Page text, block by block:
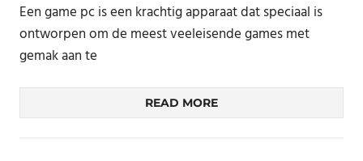
Een game pc is een krachtig apparaat dat speciaal is
ontworpen om de meest veeleisende games met
gemak aan te
READ MORE